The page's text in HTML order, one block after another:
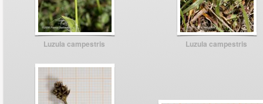
Luzula campestris Luzula campestris